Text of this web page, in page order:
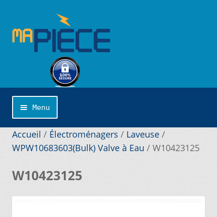
à
navigation
au
Menu
Accueil
Accueil / Électroménagers / Laveuse/
WPW10683603(Bulk) Valve à Eau / W10423125
W10423125